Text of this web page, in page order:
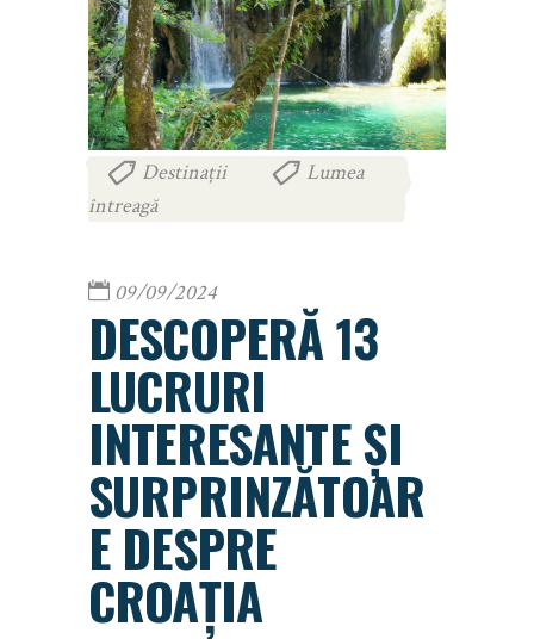
Destinații
Lumea
întreagă
09/09/2024
DESCOPERĂ 13
LUCRURI
INTERESANTE ȘI
SURPRINZĂTOAR
E DESPRE
CROAȚIA